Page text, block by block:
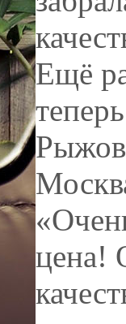
Ещё
цена!